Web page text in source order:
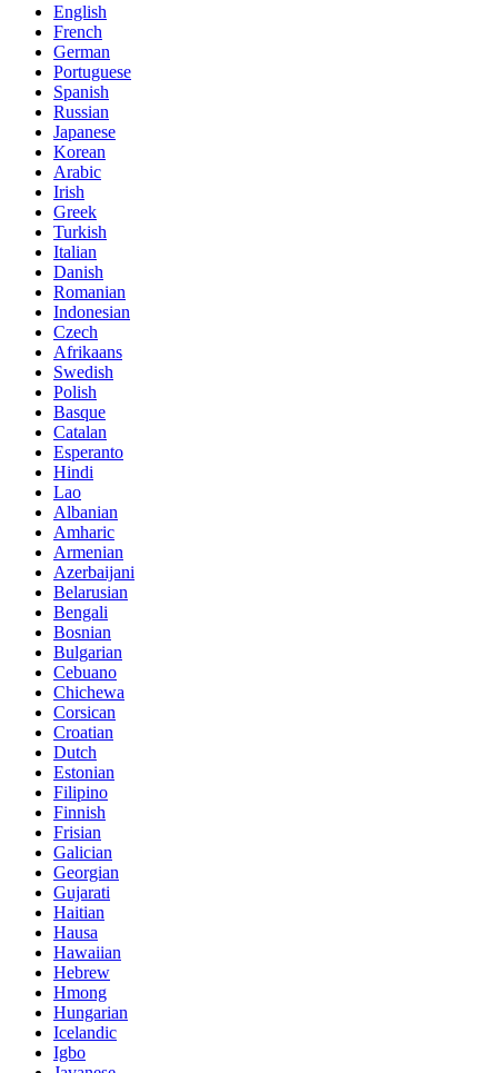
English
French
German
Portuguese
Spanish
Russian
Japanese
Korean
Arabic
Irish
Greek
Turkish
Italian
Danish
Romanian
Indonesian
Czech
Afrikaans
Swedish
Polish
Basque
Catalan
Esperanto
Hindi
Lao
Albanian
Amharic
Armenian
Azerbaijani
Belarusian
Bengali
Bosnian
Bulgarian
Cebuano
Chichewa
Corsican
Croatian
Dutch
Estonian
Filipino
Finnish
Frisian
Galician
Georgian
Gujarati
Haitian
Hausa
Hawaiian
Hebrew
Hmong
Hungarian
Icelandic
Igbo